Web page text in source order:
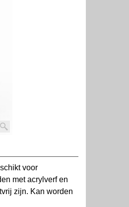
voor
met acrylverf en
zijn. Kan worden